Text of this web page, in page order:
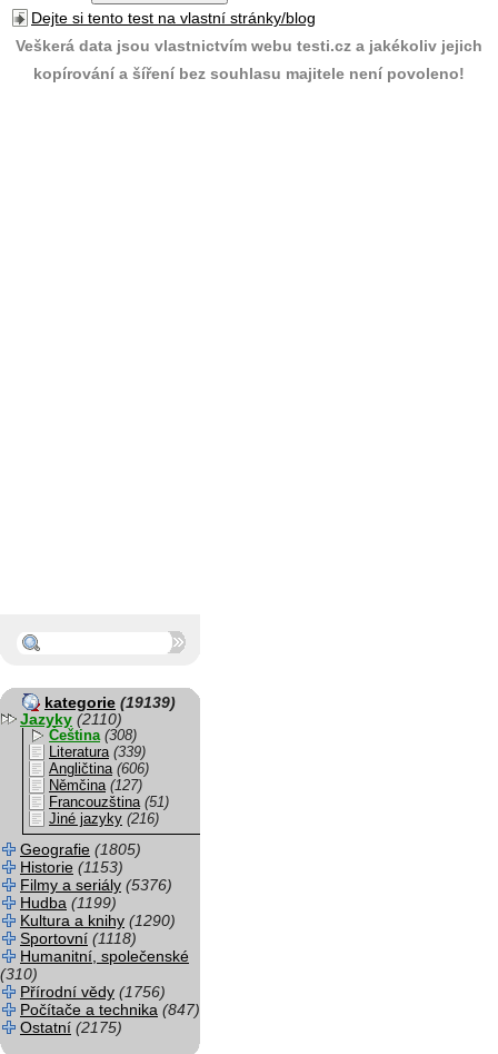
Dejte si tento test na vlastní stránky/blog
Veškerá data jsou vlastnictvím webu testi.cz a jakékoliv jejich
kopírování a šíření bez souhlasu majitele není povoleno!
kategorie (19139)
Jazyky (2110)
Čeština (308)
Literatura (339)
Angličtina (606)
Němčina (127)
Francouzština (51)
Jiné jazyky (216)
Geografie (1805)
Historie (1153)
Filmy a seriály (5376)
Hudba (1199)
Kultura a knihy (1290)
Sportovní (1118)
Humanitní, společenské
(310)
Přírodní vědy (1756)
Počítače a technika (847)
Ostatní (2175)